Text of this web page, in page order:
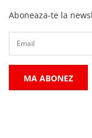
Aboneaza-te la
MA ABONEZ